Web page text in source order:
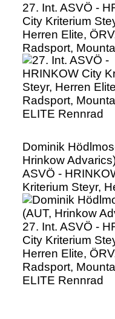
27. Int. ASVÖ -
City Kriterium
Herren Elite,
Radsport,
ELITE Rennrad
Dominik
Hrinkow
ASVÖ -
Kriterium Steyr,
Elite, ÖRV,
Mountainbike,
Rennrad